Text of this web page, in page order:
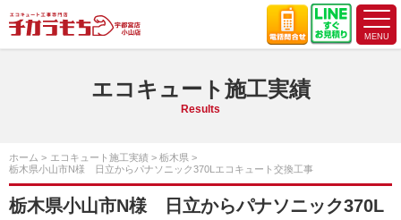
エコキュート施工実績
Results
ホーム エコキュート施工実績
栃木県
栃木県小山市N様 日立からパナソニック370Lエコキュート交換工事
栃木県小山市N様 日立からパナソニック370L